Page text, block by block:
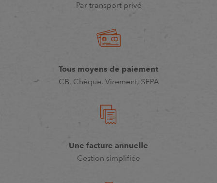
Par transport privé
Tous moyens de paiement
CB, Chèque, Virement, SEPA
Une facture annuelle
Gestion simplifiée